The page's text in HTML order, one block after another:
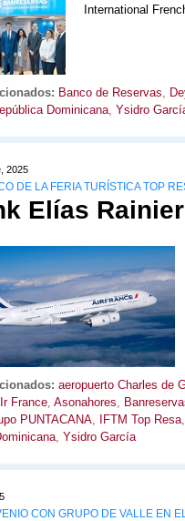
International
Banco de Reservas
Dominicana, Ysidro
2025
DE LA FERIA TURÍSTICA TOP
Elías
aeropuerto Charles de
France, Asonahores
PUNTACANA, IFTM Top Resa,
, Ysidro García
CON GRUPO DE VALLE EN